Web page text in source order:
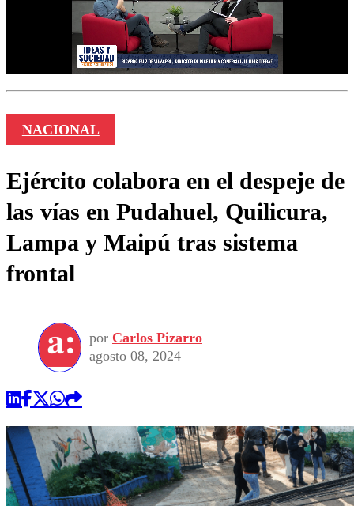
NACIONAL
Ejército colabora en el despeje de
las vías en Pudahuel, Quilicura,
Lampa y Maipú tras sistema
frontal
por Carlos Pizarro
agosto 08, 2024